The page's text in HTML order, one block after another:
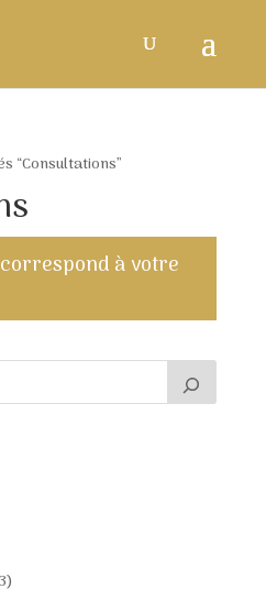
“Consultations”
à votre
13